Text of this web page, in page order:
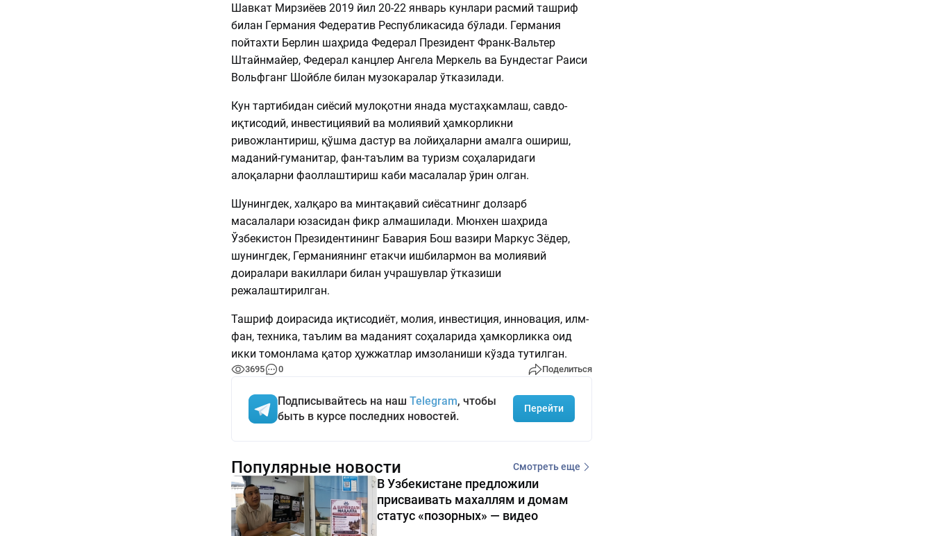
Шавкат Мирзиёев 2019 йил 20-22 январь кунлари расмий ташриф
билан Германия Федератив Республикасида бўлади. Германия
пойтахти Берлин шаҳрида Федерал Президент Франк-Вальтер
Штайнмайер, Федерал канцлер Ангела Меркель ва Бундестаг Раиси
Вольфганг Шойбле билан музокаралар ўтказилади.
Кун тартибидан сиёсий мулоқотни янада мустаҳкамлаш, савдо-
иқтисодий, инвестициявий ва молиявий ҳамкорликни
ривожлантириш, қўшма дастур ва лойиҳаларни амалга ошириш,
маданий-гуманитар, фан-таълим ва туризм соҳаларидаги
алоқаларни фаоллаштириш каби масалалар ўрин олган.
Шунингдек, халқаро ва минтақавий сиёсатнинг долзарб
масалалари юзасидан фикр алмашилади. Мюнхен шаҳрида
Ўзбекистон Президентининг Бавария Бош вазири Маркус Зёдер,
шунингдек, Германиянинг етакчи ишбилармон ва молиявий
доиралари вакиллари билан учрашувлар ўтказиши
режалаштирилган.
Ташриф доирасида иқтисодиёт, молия, инвестиция, инновация, илм-
фан, техника, таълим ва маданият соҳаларида ҳамкорликка оид
икки томонлама қатор ҳужжатлар имзоланиши кўзда тутилган.
3695 0 Поделиться
Подписывайтесь на наш Telegram, чтобы
быть в курсе последних новостей.
Перейти
Популярные новости Смотреть еще
В Узбекистане предложили
присваивать махаллям и домам
статус «позорных» — видео